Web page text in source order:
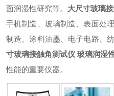
面润湿性研究等。 大尺寸玻璃
手机制造、玻璃制造、表面处
制造、涂料油墨、电子电路、
寸玻璃接触角测试仪 玻璃润湿
性能的重要仪器。